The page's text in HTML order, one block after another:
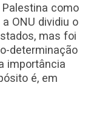
como
ONU dividiu o
mas foi
determinação
importância
é, em